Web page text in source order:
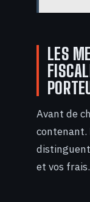
LES
Avant de
contenant.
et vos frais.